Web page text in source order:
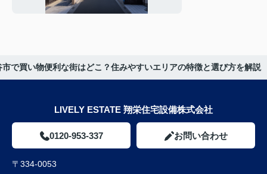
市で買い物便利な街はどこ？住みやすいエリアの特徴と選び方を解説
LIVELY ESTATE 翔栄住宅設備株式会社
0120-953-337 お問い合わせ
〒334-0053